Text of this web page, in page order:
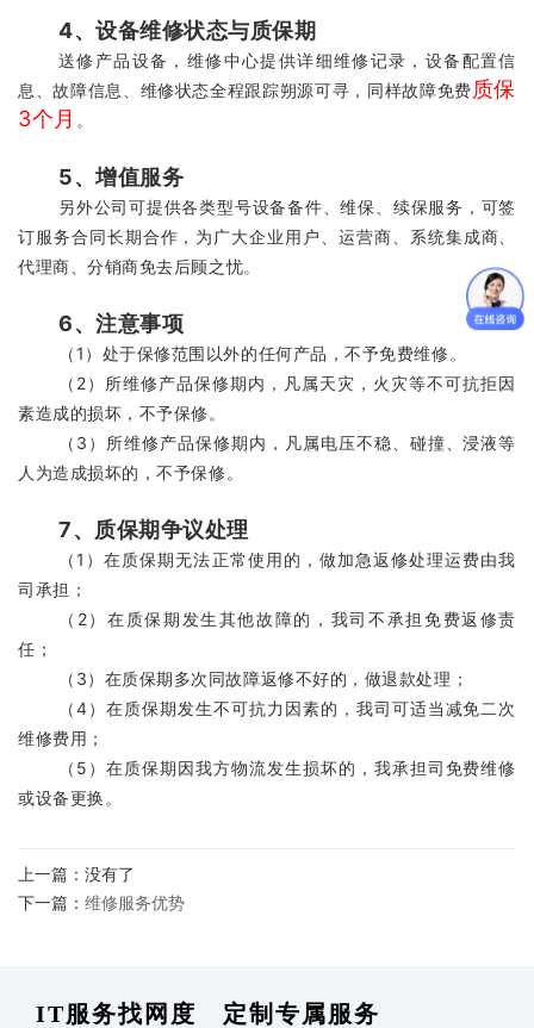
4、设备维修状态与质保期
送修产品设备，维修中心提供详细维修记录，设备配置信
息、故障信息、维修状态全程跟踪朔源可寻，同样故障免费质保
3个月 。
5、增值服务
另外公司可提供各类型号设备备件、维保、续保服务，可签
订服务合同长期合作，为广大企业用户、运营商、系统集成商、
代理商、分销商免去后顾之忧。
6、注意事项
（1） 处于保修范围以外的任何产品，不予免费维修。
（2） 所维修产品保修期内，凡属天灾，火灾等不可抗拒因
素造成的损坏，不予保修。
（3） 所维修产品保修期内，凡属电压不稳、碰撞、浸液等
人为造成损坏的，不予保修。
7、质保期争议处理
（1）在质保期无法正常使用的，做加急返修处理运费由我
司承担；
（2） 在质保期发生其他故障的，我司不承担免费返修责
任；
（3） 在质保期多次同故障返修不好的，做退款处理；
（4） 在质保期发生不可抗力因素的，我司可适当减免二次
维修费用；
（5） 在质保期因我方物流发生损坏的，我承担司免费维修
或设备更换。
上一篇：没有了
下一篇： 维修服务优势
IT服务找网度 定制专属服务